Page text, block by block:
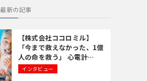
最新の記事
【株式会社ココロミル】
「今まで救えなかった、1億
人の命を救う」 心電計
の”待ち時間”をなくす
インタビュー